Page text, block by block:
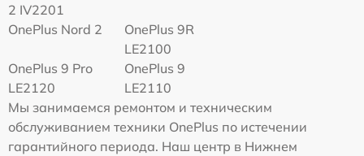
2 IV2201
OnePlus Nord 2
OnePlus 9R
LE2100
OnePlus 9 Pro
LE2120
OnePlus 9
LE2110
Мы занимаемся ремонтом и техническим
обслуживанием техники OnePlus по истечении
гарантийного периода. Наш центр в Нижнем